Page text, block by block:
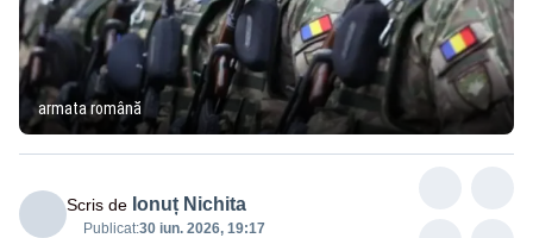
armata română
Scris de Ionuț Nichita
Publicat:30 iun. 2026, 19:17